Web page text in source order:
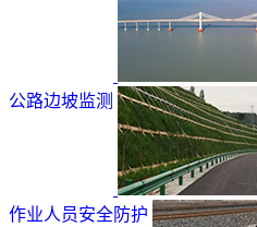
公路边坡监测
作业人员安全防护